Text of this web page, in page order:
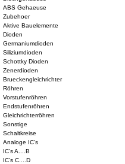
ABS Gehaeuse
Zubehoer
Aktive Bauelemente
Dioden
Germaniumdioden
Siliziumdioden
Schottky Dioden
Zenerdioden
Brueckengleichrichter
Röhren
Vorstufenröhren
Endstufenröhren
Gleichrichterröhren
Sonstige
Schaltkreise
Analoge IC's
IC's A....B
IC's C....D